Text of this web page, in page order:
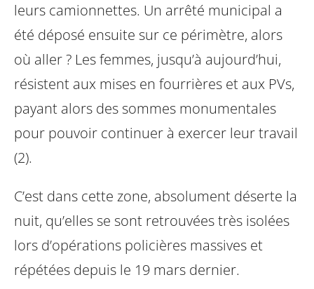
leurs camionnettes. Un arrêté municipal a
été déposé ensuite sur ce périmètre, alors
où aller ? Les femmes, jusqu’à aujourd’hui,
résistent aux mises en fourrières et aux PVs,
payant alors des sommes monumentales
pour pouvoir continuer à exercer leur travail
(2).
C’est dans cette zone, absolument déserte la
nuit, qu’elles se sont retrouvées très isolées
lors d’opérations policières massives et
répétées depuis le 19 mars dernier.